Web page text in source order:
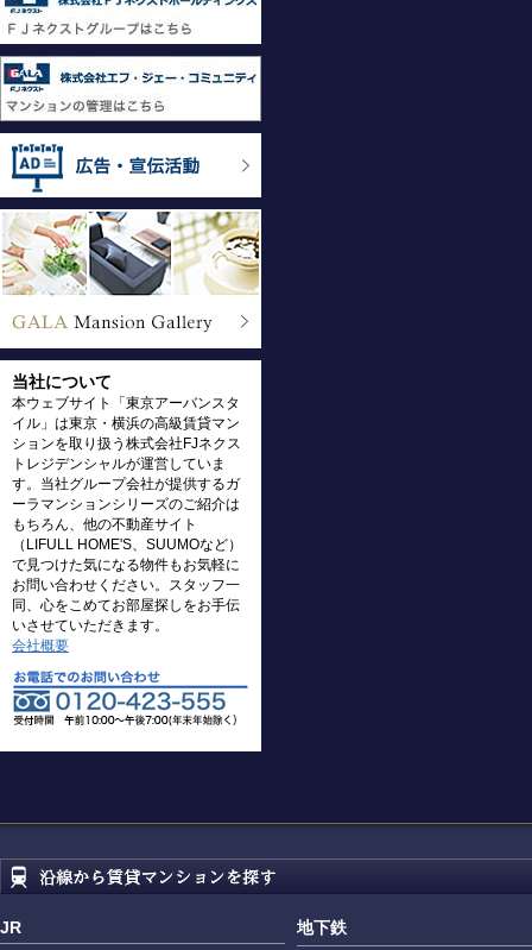
当社について
本ウェブサイト「東京アーバンスタ
イル」は東京・横浜の高級賃貸マン
ションを取り扱う株式会社FJネクス
トレジデンシャルが運営していま
す。当社グループ会社が提供するガ
ーラマンションシリーズのご紹介は
もちろん、他の不動産サイト
（LIFULL HOME'S、SUUMOなど）
で見つけた気になる物件もお気軽に
お問い合わせください。スタッフ一
同、心をこめてお部屋探しをお手伝
いさせていただきます。
会社概要
JR 地下鉄